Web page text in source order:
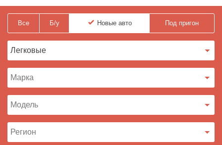
Все Б/у Новые авто Под пригон